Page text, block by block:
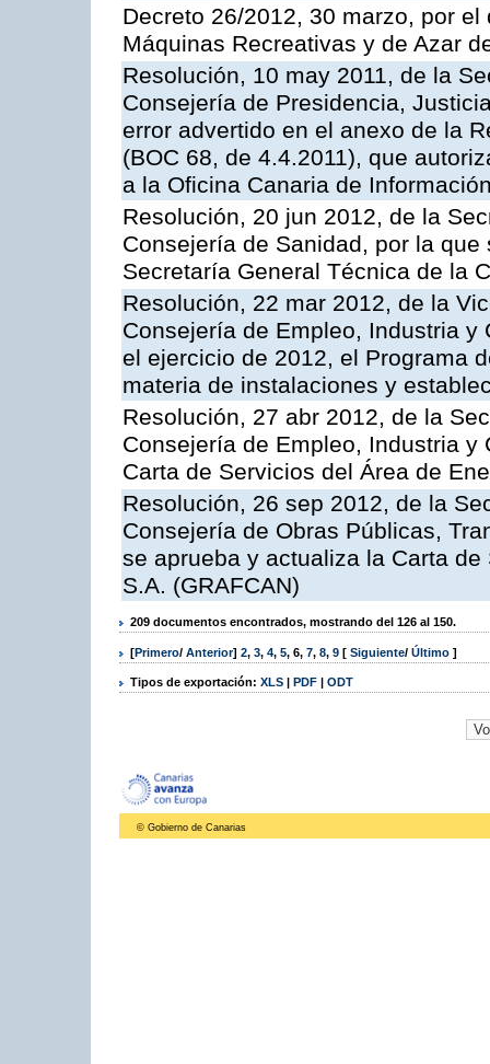
Decreto 26/2012, 30 marzo, por
Máquinas Recreativas y de Azar
Resolución, 10 may 2011, de la
Consejería de Presidencia,
error advertido en el anexo de la
(BOC 68, de 4.4.2011), que
a la Oficina Canaria de
Resolución, 20 jun 2012, de la
Consejería de Sanidad, por la
Secretaría General Técnica de la
Resolución, 22 mar 2012, de la
Consejería de Empleo, Industria
el ejercicio de 2012, el Programa
materia de instalaciones y
Resolución, 27 abr 2012, de la
Consejería de Empleo, Industria
Carta de Servicios del Área de
Resolución, 26 sep 2012, de la
Consejería de Obras Públicas,
se aprueba y actualiza la Carta
S.A. (GRAFCAN)
209 documentos encontrados, mostrando del 126 al 150.
[Primero/ Anterior] 2, 3, 4, 5, 6, 7, 8, 9 [ Siguiente/ Último ]
Tipos de exportación: XLS | PDF | ODT
© Gobierno de Canarias